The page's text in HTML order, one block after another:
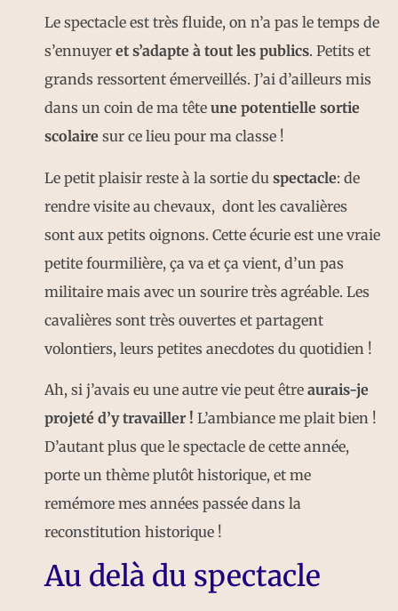
Le spectacle est très fluide, on n’a pas le temps de
s’ennuyer et s’adapte à tout les publics. Petits et
grands ressortent émerveillés. J’ai d’ailleurs mis
dans un coin de ma tête une potentielle sortie
scolaire sur ce lieu pour ma classe !
Le petit plaisir reste à la sortie du spectacle: de
rendre visite au chevaux, dont les cavalières
sont aux petits oignons. Cette écurie est une vraie
petite fourmilière, ça va et ça vient, d’un pas
militaire mais avec un sourire très agréable. Les
cavalières sont très ouvertes et partagent
volontiers, leurs petites anecdotes du quotidien !
Ah, si j’avais eu une autre vie peut être aurais-je
projeté d’y travailler ! L’ambiance me plait bien !
D’autant plus que le spectacle de cette année,
porte un thème plutôt historique, et me
remémore mes années passée dans la
reconstitution historique !
Au delà du spectacle